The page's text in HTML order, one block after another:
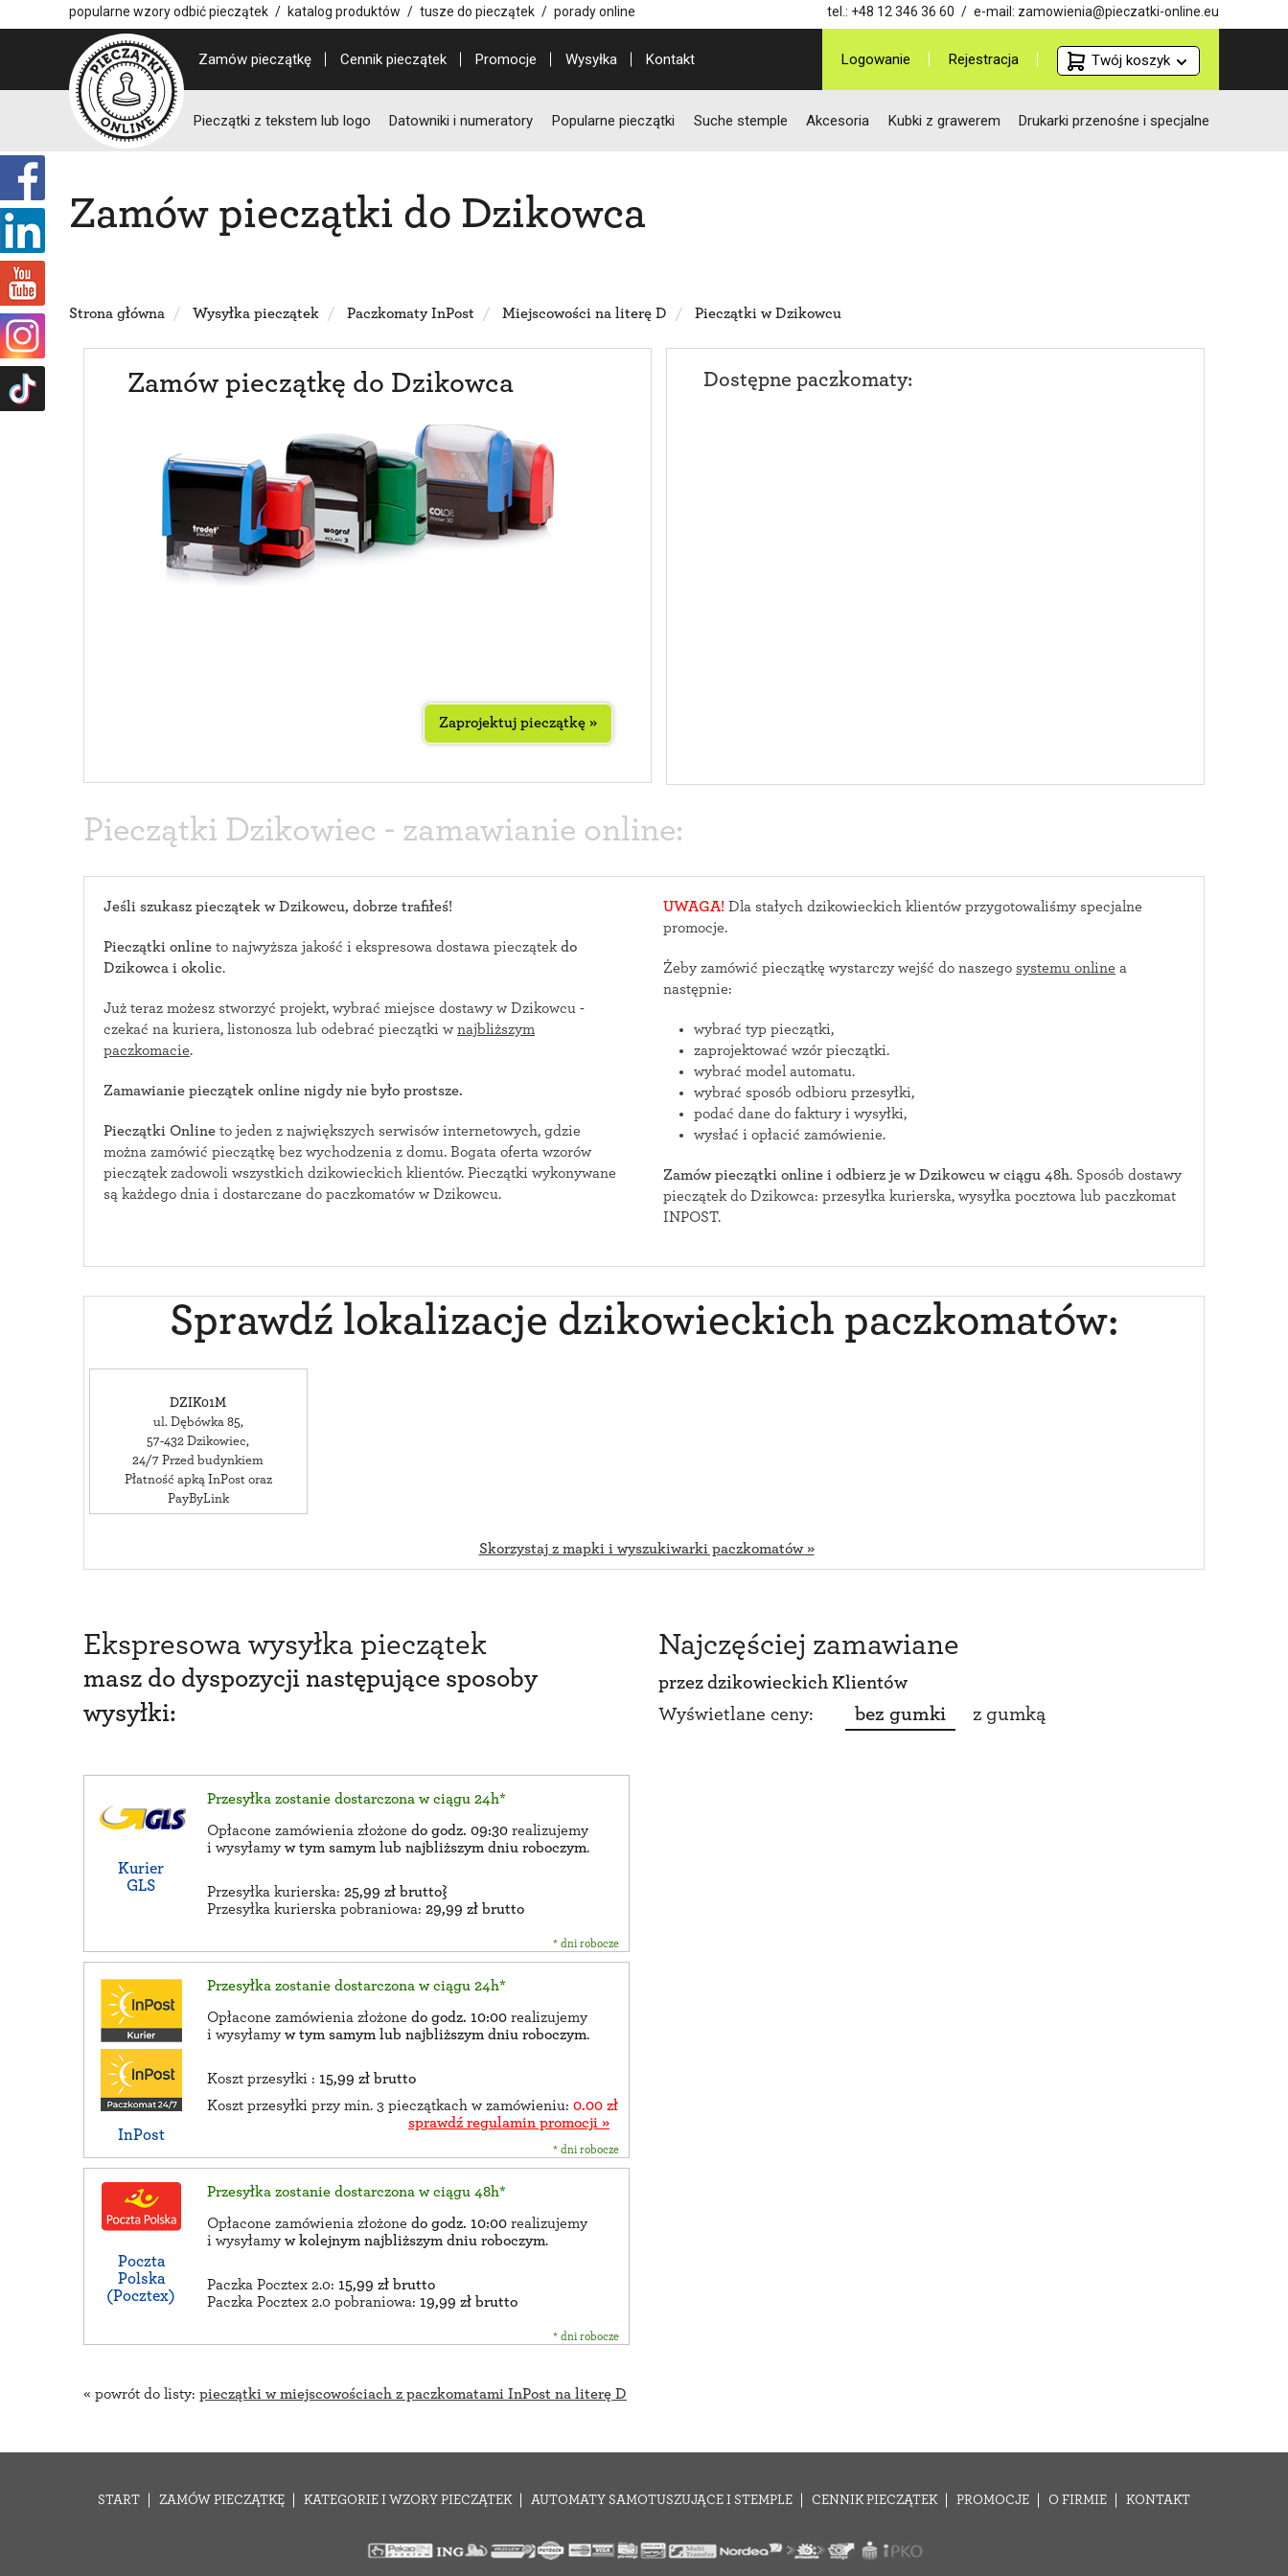
popularne wzory odbić pieczątek / katalog produktów / tusze do pieczątek / porady online tel.: +48 12 346 36 60 / e-mail: zamowienia@pieczatki-online.eu
Logowanie Rejestracja Twój koszyk
Zamów pieczątkę Cennik pieczątek Promocje Wysyłka Kontakt
Pieczątki z tekstem lub logo Datowniki i numeratory Popularne pieczątki Suche stemple Akcesoria Kubki z grawerem Drukarki przenośne i specjalne
Zamów pieczątki do Dzikowca
Strona główna Wysyłka pieczątek Paczkomaty InPost Miejscowości na literę D Pieczątki w Dzikowcu
Zamów pieczątkę do Dzikowca
Zaprojektuj pieczątkę »
Dostępne paczkomaty:
Pieczątki Dzikowiec - zamawianie online:
Jeśli szukasz pieczątek w Dzikowcu, dobrze trafiłeś!
Pieczątki online to najwyższa jakość i ekspresowa dostawa pieczątek do
Dzikowca i okolic.
Już teraz możesz stworzyć projekt, wybrać miejsce dostawy w Dzikowcu -
czekać na kuriera, listonosza lub odebrać pieczątki w najbliższym
paczkomacie.
Zamawianie pieczątek online nigdy nie było prostsze.
Pieczątki Online to jeden z największych serwisów internetowych, gdzie
można zamówić pieczątkę bez wychodzenia z domu. Bogata oferta wzorów
pieczątek zadowoli wszystkich dzikowieckich klientów. Pieczątki wykonywane
są każdego dnia i dostarczane do paczkomatów w Dzikowcu.
UWAGA! Dla stałych dzikowieckich klientów przygotowaliśmy specjalne
promocje.
Żeby zamówić pieczątkę wystarczy wejść do naszego systemu online a
następnie:
wybrać typ pieczątki,
zaprojektować wzór pieczątki.
wybrać model automatu.
wybrać sposób odbioru przesyłki,
podać dane do faktury i wysyłki,
wysłać i opłacić zamówienie.
Zamów pieczątki online i odbierz je w Dzikowcu w ciągu 48h. Sposób dostawy
pieczątek do Dzikowca: przesyłka kurierska, wysyłka pocztowa lub paczkomat
INPOST.
Sprawdź lokalizacje dzikowieckich paczkomatów:
DZIK01M
ul. Dębówka 85,
57-432 Dzikowiec,
24/7 Przed budynkiem
Płatność apką InPost oraz
PayByLink
Skorzystaj z mapki i wyszukiwarki paczkomatów »
Ekspresowa wysyłka pieczątek
masz do dyspozycji następujące sposoby
wysyłki:
Kurier
GLS
Przesyłka zostanie dostarczona w ciągu 24h*
Opłacone zamówienia złożone do godz. 09:30 realizujemy
i wysyłamy w tym samym lub najbliższym dniu roboczym.
Przesyłka kurierska: 25,99 zł brutto}
Przesyłka kurierska pobraniowa: 29,99 zł brutto
* dni robocze
InPost
Przesyłka zostanie dostarczona w ciągu 24h*
Opłacone zamówienia złożone do godz. 10:00 realizujemy
i wysyłamy w tym samym lub najbliższym dniu roboczym.
Koszt przesyłki : 15,99 zł brutto
Koszt przesyłki przy min. 3 pieczątkach w zamówieniu: 0.00 zł
sprawdź regulamin promocji »
* dni robocze
Poczta
Polska
(Pocztex)
Przesyłka zostanie dostarczona w ciągu 48h*
Opłacone zamówienia złożone do godz. 10:00 realizujemy
i wysyłamy w kolejnym najbliższym dniu roboczym.
Paczka Pocztex 2.0: 15,99 zł brutto
Paczka Pocztex 2.0 pobraniowa: 19,99 zł brutto
* dni robocze
Najczęściej zamawiane
przez dzikowieckich Klientów
Wyświetlane ceny:
bez gumki z gumką
« powrót do listy: pieczątki w miejscowościach z paczkomatami InPost na literę D
START ZAMÓW PIECZĄTKĘ KATEGORIE I WZORY PIECZĄTEK AUTOMATY SAMOTUSZUJĄCE I STEMPLE CENNIK PIECZĄTEK PROMOCJE O FIRMIE KONTAKT